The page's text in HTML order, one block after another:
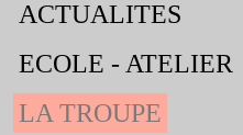
ACTUALITES
ECOLE - ATELIER
LA TROUPE